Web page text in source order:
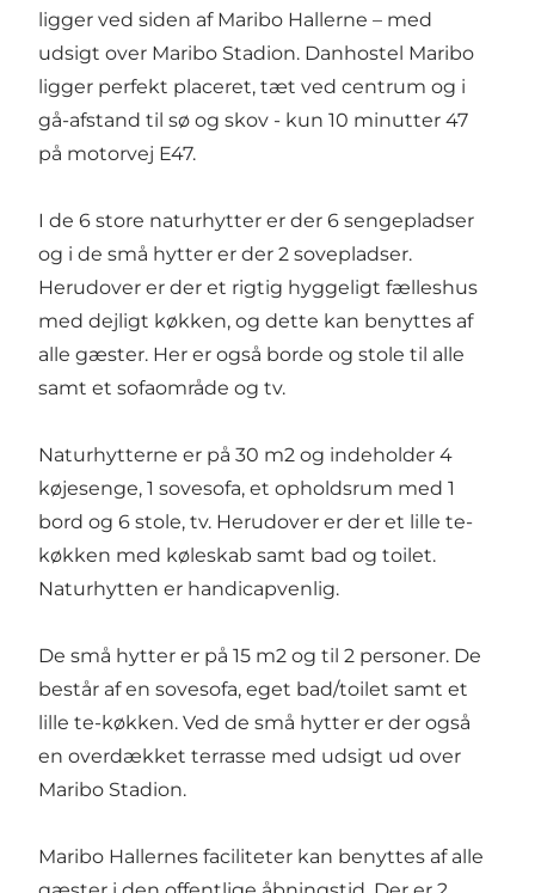
ligger ved siden af Maribo Hallerne – med
udsigt over Maribo Stadion. Danhostel Maribo
ligger perfekt placeret, tæt ved centrum og i
gå-afstand til sø og skov - kun 10 minutter 47
på motorvej E47.
I de 6 store naturhytter er der 6 sengepladser
og i de små hytter er der 2 sovepladser.
Herudover er der et rigtig hyggeligt fælleshus
med dejligt køkken, og dette kan benyttes af
alle gæster. Her er også borde og stole til alle
samt et sofaområde og tv.
Naturhytterne er på 30 m2 og indeholder 4
køjesenge, 1 sovesofa, et opholdsrum med 1
bord og 6 stole, tv. Herudover er der et lille te-
køkken med køleskab samt bad og toilet.
Naturhytten er handicapvenlig.
De små hytter er på 15 m2 og til 2 personer. De
består af en sovesofa, eget bad/toilet samt et
lille te-køkken. Ved de små hytter er der også
en overdækket terrasse med udsigt ud over
Maribo Stadion.
Maribo Hallernes faciliteter kan benyttes af alle